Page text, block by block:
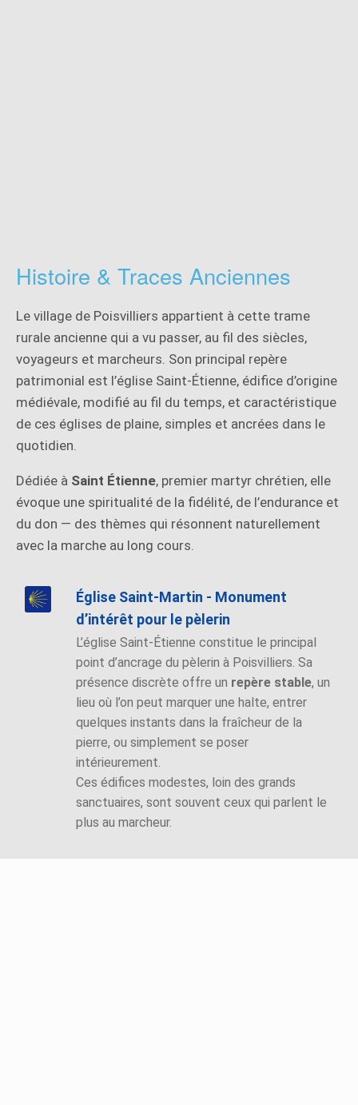
Histoire & Traces Anciennes
Le village de Poisvilliers appartient à cette trame
rurale ancienne qui a vu passer, au fil des siècles,
voyageurs et marcheurs. Son principal repère
patrimonial est l’église Saint-Étienne, édifice d’origine
médiévale, modifié au fil du temps, et caractéristique
de ces églises de plaine, simples et ancrées dans le
quotidien.
Dédiée à Saint Étienne, premier martyr chrétien, elle
évoque une spiritualité de la fidélité, de l’endurance et
du don — des thèmes qui résonnent naturellement
avec la marche au long cours.
Église Saint-Martin - Monument
d’intérêt pour le pèlerin
L’église Saint-Étienne constitue le principal
point d’ancrage du pèlerin à Poisvilliers. Sa
présence discrète offre un repère stable, un
lieu où l’on peut marquer une halte, entrer
quelques instants dans la fraîcheur de la
pierre, ou simplement se poser
intérieurement.
Ces édifices modestes, loin des grands
sanctuaires, sont souvent ceux qui parlent le
plus au marcheur.